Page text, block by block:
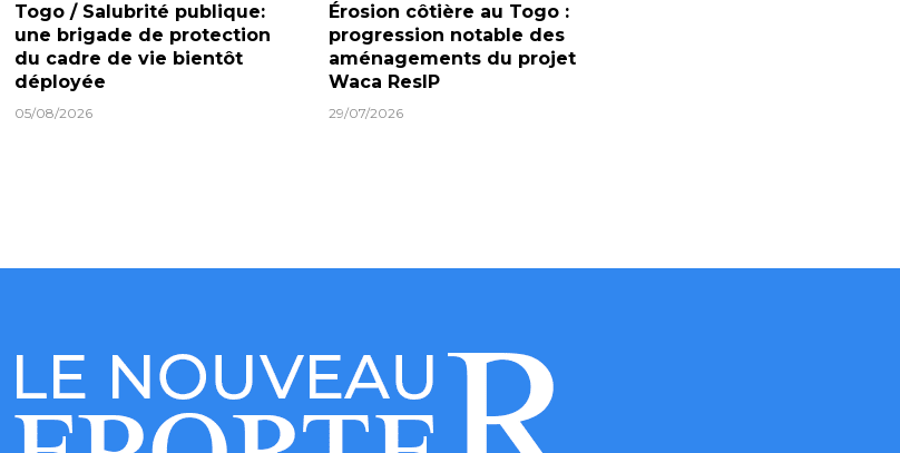
Togo / Salubrité publique:
une brigade de protection
du cadre de vie bientôt
déployée
05/08/2026
Érosion côtière au Togo :
progression notable des
aménagements du projet
Waca ResIP
29/07/2026